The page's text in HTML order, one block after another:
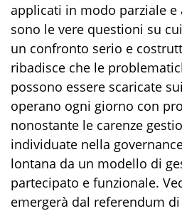
applicati in modo parziale
sono le vere questioni su
un confronto serio e
ribadisce che le
possono essere scaricate
operano ogni giorno con
nonostante le carenze
individuate nella
lontana da un modello di
partecipato e funzionale.
emergerà dal referendum